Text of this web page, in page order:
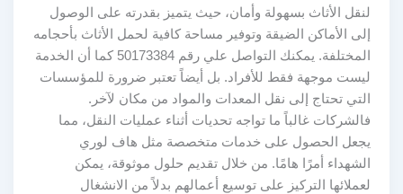
لنقل الأثاث بسهولة وأمان، حيث يتميز بقدرته على الوصول
إلى الأماكن الضيقة وتوفير مساحة كافية لحمل الأثاث بأحجامه
المختلفة. يمكنك التواصل علي رقم 50173384 كما أن الخدمة
ليست موجهة فقط للأفراد. بل أيضاً تعتبر ضرورة للمؤسسات
التي تحتاج إلى نقل المعدات والمواد من مكان لآخر.
فالشركات غالباً ما تواجه تحديات أثناء عمليات النقل، مما
يجعل الحصول على خدمات متخصصة مثل هاف لوري
الشهداء أمرًا هامًا. من خلال تقديم حلول موثوقة، يمكن
لعملائها التركيز على توسيع أعمالهم بدلاً من الانشغال